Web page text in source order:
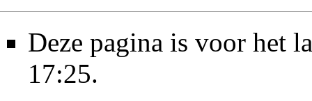
Deze pagina is voor het
17:25.